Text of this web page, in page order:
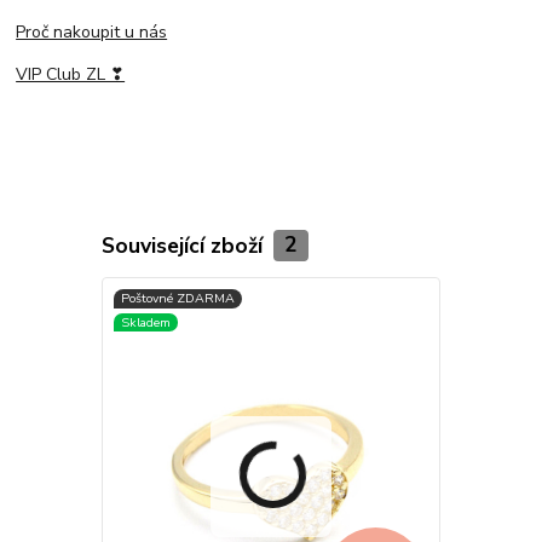
Proč nakoupit u nás
VIP Club ZL ❣
Související zboží 2